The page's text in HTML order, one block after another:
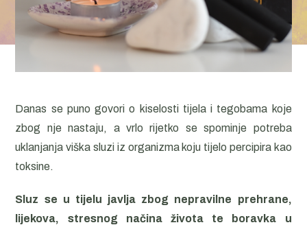
Danas se puno govori o kiselosti tijela i tegobama koje
zbog nje nastaju, a vrlo rijetko se spominje potreba
uklanjanja viška sluzi iz organizma koju tijelo percipira kao
toksine.
Sluz se u tijelu javlja zbog nepravilne prehrane,
lijekova, stresnog načina života te boravka u